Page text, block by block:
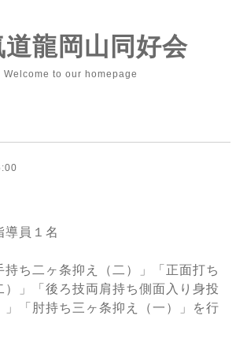
道龍岡山同好会
Welcome to our homepage
導員１名
持ち二ヶ条抑え（二）」「正面打ち
）」「後ろ技両肩持ち側面入り身投
」「肘持ち三ヶ条抑え（一）」を行